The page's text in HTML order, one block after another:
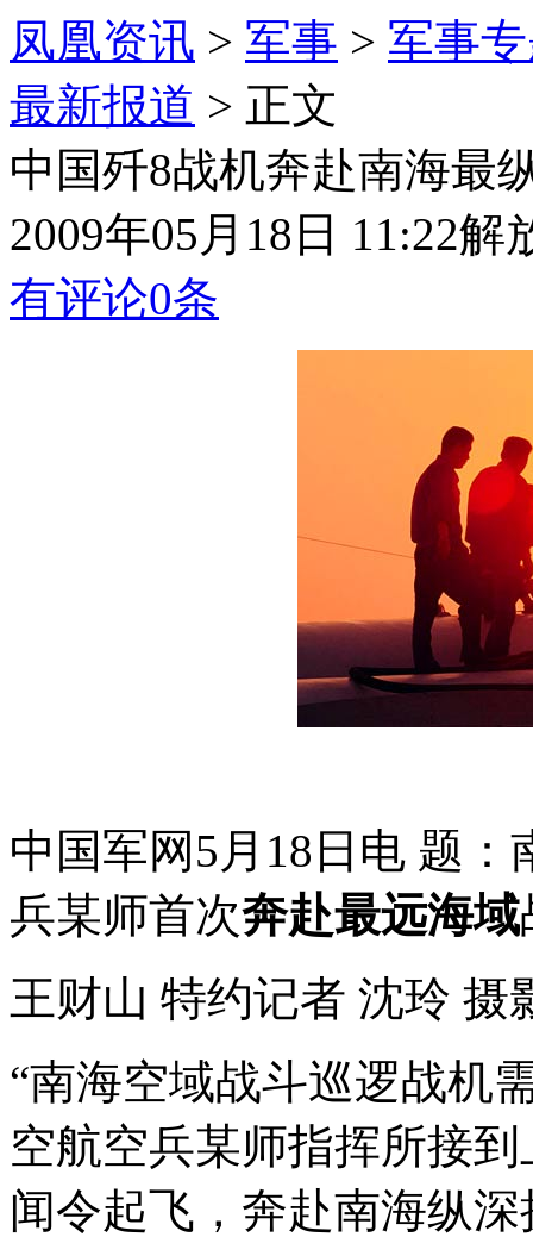
凤凰资讯 > 军事 > 军事
最新报道 > 正文
中国歼8战机奔赴南海最
2009年05月18日 11:22解
有评论0条
中国军网5月18日电 题
兵某师首次奔赴最远海域
王财山 特约记者 沈玲 摄
“南海空域战斗巡逻战机
空航空兵某师指挥所接
闻令起飞，奔赴南海纵